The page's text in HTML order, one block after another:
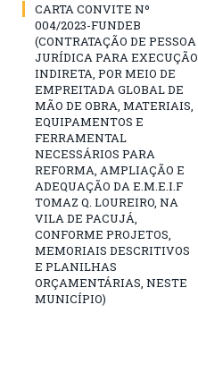
CARTA CONVITE Nº
004/2023-FUNDEB
(CONTRATAÇÃO DE PESSOA
JURÍDICA PARA EXECUÇÃO
INDIRETA, POR MEIO DE
EMPREITADA GLOBAL DE
MÃO DE OBRA, MATERIAIS,
EQUIPAMENTOS E
FERRAMENTAL
NECESSÁRIOS PARA
REFORMA, AMPLIAÇÃO E
ADEQUAÇÃO DA E.M.E.I.F
TOMAZ Q. LOUREIRO, NA
VILA DE PACUJÁ,
CONFORME PROJETOS,
MEMORIAIS DESCRITIVOS
E PLANILHAS
ORÇAMENTÁRIAS, NESTE
MUNICÍPIO)